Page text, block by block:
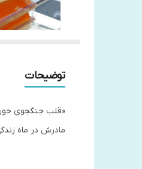
توضیحات
«قلب جنگجوی
مادرش در ماه